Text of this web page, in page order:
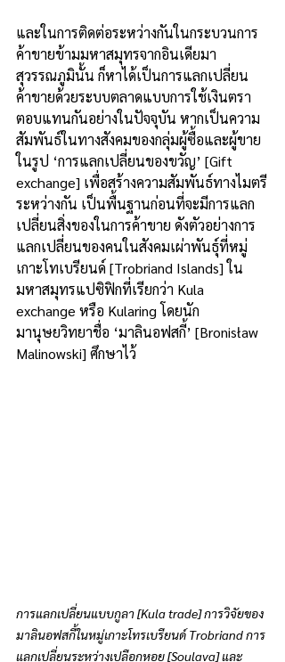
และในการติดต่อระหว่างกันในกระบวนการ
ค้าขายข้ามมหาสมุทรจากอินเดียมา
สุวรรณภูมินั้น ก็หาได้เป็นการแลกเปลี่ยน
ค้าขายด้วยระบบตลาดแบบการใช้เงินตรา
ตอบแทนกันอย่างในปัจจุบัน หากเป็นความ
สัมพันธ์ในทางสังคมของกลุ่มผู้ซื้อและผู้ขาย
ในรูป ‘การแลกเปลี่ยนของขวัญ’ [Gift
exchange] เพื่อสร้างความสัมพันธ์ทางไมตรี
ระหว่างกัน เป็นพื้นฐานก่อนที่จะมีการแลก
เปลี่ยนสิ่งของในการค้าขาย ดังตัวอย่างการ
แลกเปลี่ยนของคนในสังคมเผ่าพันธุ์ที่หมู่
เกาะโทเบรียนด์ [Trobriand Islands] ใน
มหาสมุทรแปซิฟิกที่เรียกว่า Kula
exchange หรือ Kularing โดยนัก
มานุษยวิทยาชื่อ ‘มาลินอฟสกี้’ [Bronisław
Malinowski] ศึกษาไว้
การแลกเปลี่ยนแบบกูลา [Kula trade] การวิจัยของ
มาลินอฟสกี้ในหมู่เกาะโทรเบรียนด์ Trobriand การ
แลกเปลี่ยนระหว่างเปลือกหอย [Soulava] และ